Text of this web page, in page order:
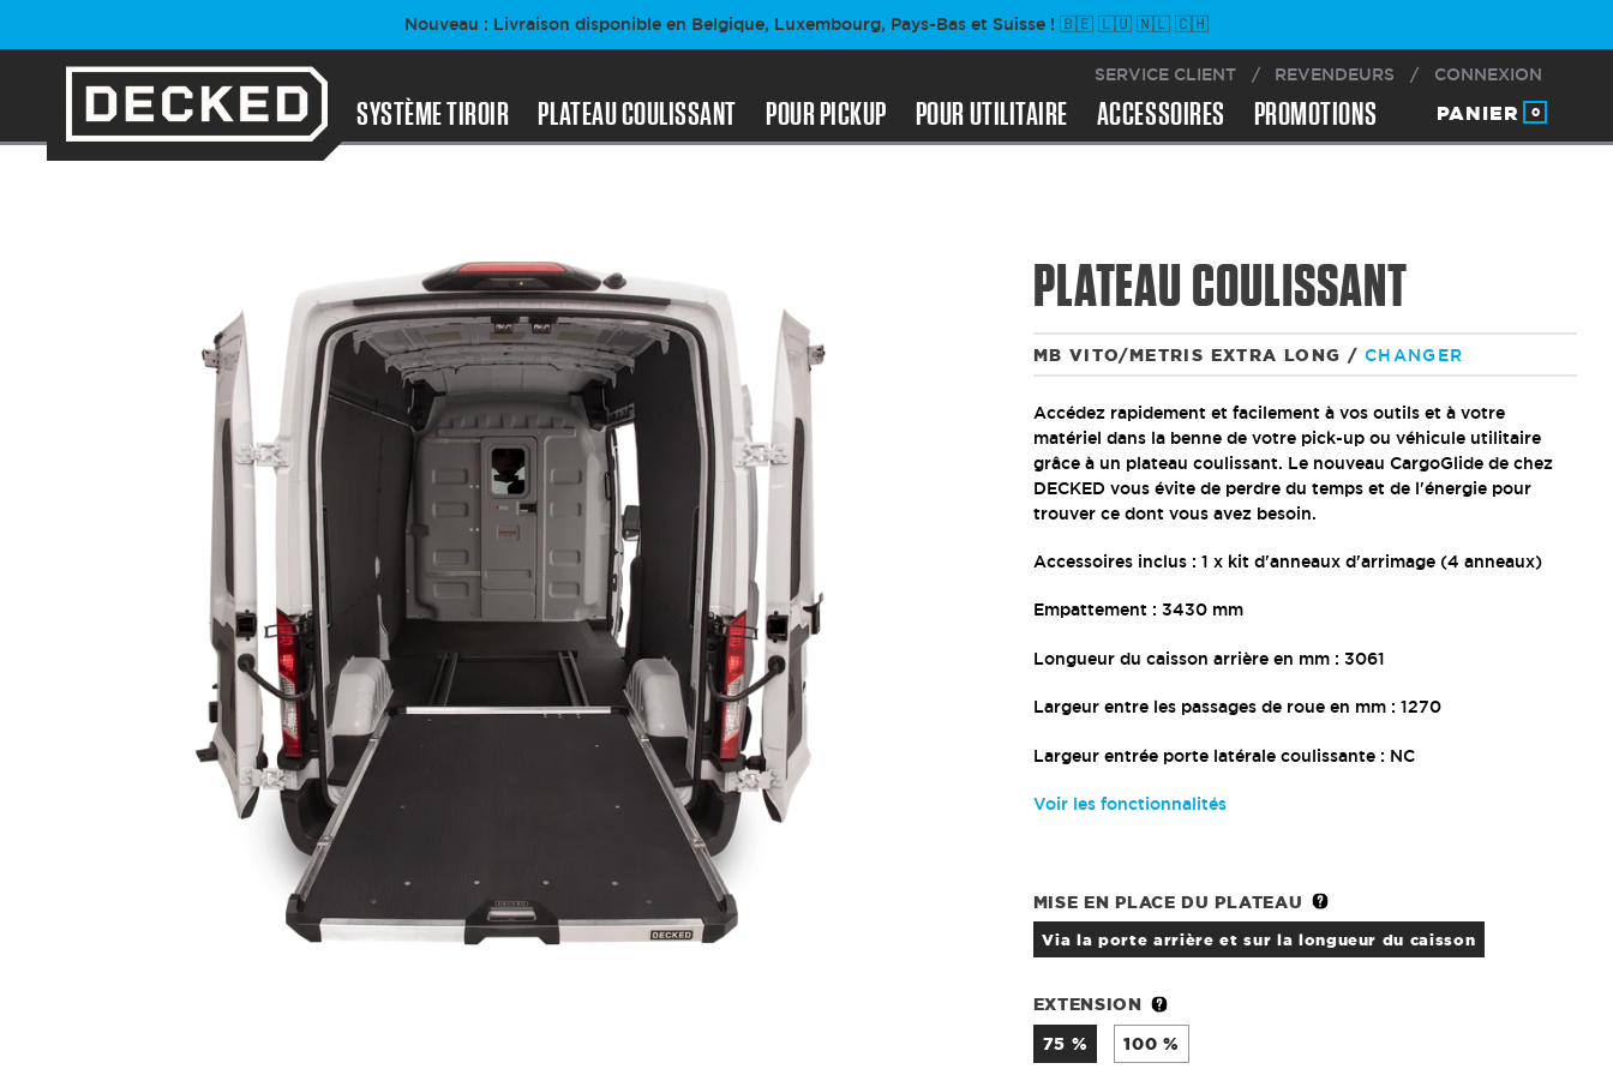
contenu
Nouveau : Livraison disponible en Belgique, Luxembourg, Pays-Bas et Suisse ! 🇧🇪 🇱🇺 🇳🇱 🇨🇭
SERVICE CLIENT / REVENDEURS / CONNEXION
SYSTÈME TIROIR PLATEAU COULISSANT POUR PICKUP POUR UTILITAIRE ACCESSOIRES PROMOTIONS PANIER 0
PLATEAU COULISSANT
MB VITO/METRIS EXTRA LONG / CHANGER
Accédez rapidement et facilement à vos outils et à votre
matériel dans la benne de votre pick-up ou véhicule utilitaire
grâce à un plateau coulissant. Le nouveau CargoGlide de chez
DECKED vous évite de perdre du temps et de l'énergie pour
trouver ce dont vous avez besoin.
Accessoires inclus : 1 x kit d'anneaux d'arrimage (4 anneaux)
Empattement : 3430 mm
Longueur du caisson arrière en mm : 3061
Largeur entre les passages de roue en mm : 1270
Largeur entrée porte latérale coulissante : NC
Voir les fonctionnalités
MISE EN PLACE DU PLATEAU
via la porte arrière et sur la longueur du caisson
EXTENSION
75 %
100 %